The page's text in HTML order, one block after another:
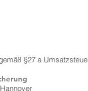
§27 a